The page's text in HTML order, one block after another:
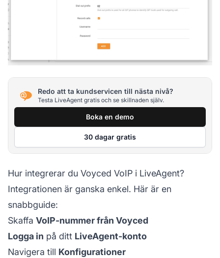
Redo att ta kundservicen till nästa nivå?
Testa LiveAgent gratis och se skillnaden själv.
Boka en demo
30 dagar gratis
Hur integrerar du Voyced VoIP i LiveAgent?
Integrationen är ganska enkel. Här är en
snabbguide:
Skaffa VoIP-nummer från Voyced
Logga in på ditt LiveAgent-konto
Navigera till Konfigurationer